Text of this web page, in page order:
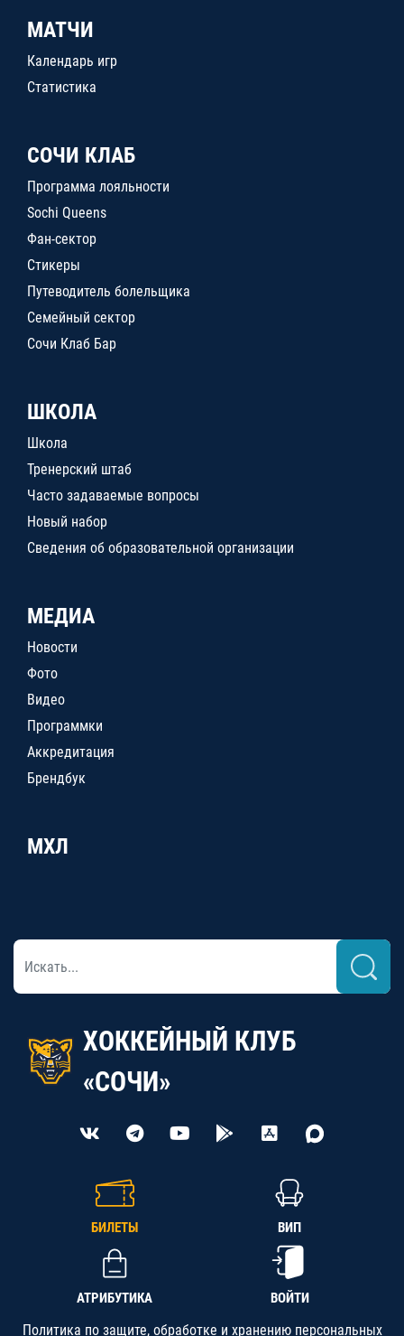
МАТЧИ
Календарь игр
Статистика
СОЧИ КЛАБ
Программа лояльности
Sochi Queens
Фан-сектор
Стикеры
Путеводитель болельщика
Семейный сектор
Сочи Клаб Бар
ШКОЛА
Школа
Тренерский штаб
Часто задаваемые вопросы
Новый набор
Сведения об образовательной организации
МЕДИА
Новости
Фото
Видео
Программки
Аккредитация
Брендбук
МХЛ
ХОККЕЙНЫЙ КЛУБ
«СОЧИ»
БИЛЕТЫ ВИП
АТРИБУТИКА ВОЙТИ
Политика по защите, обработке и хранению персональных